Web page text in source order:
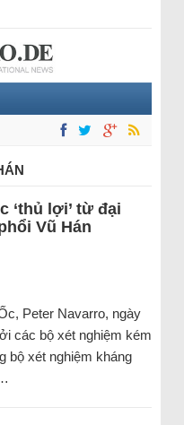
‘thủ lợi’ từ đại
Vũ Hán
Peter Navarro, ngày
các bộ xét nghiệm kém
bộ xét nghiệm kháng